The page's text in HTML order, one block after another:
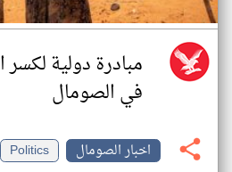
مبادرة دولية
في الصومال
اخبار الصومال
Politics